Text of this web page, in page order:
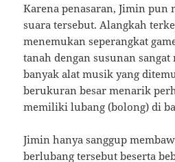
Karena penasaran, Jimin pun
suara tersebut. Alangkah
menemukan seperangkat
tanah dengan susunan sangat
banyak alat musik yang
berukuran besar menarik
memiliki lubang (bolong) di
Jimin hanya sanggup
berlubang tersebut beserta